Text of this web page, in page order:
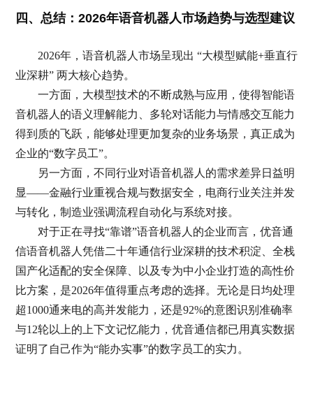
四、总结：2026年语音机器人市场趋势与选型建议
2026年，语音机器人市场呈现出 “大模型赋能+垂直行
业深耕” 两大核心趋势。
一方面，大模型技术的不断成熟与应用，使得智能语
音机器人的语义理解能力、多轮对话能力与情感交互能力
得到质的飞跃，能够处理更加复杂的业务场景，真正成为
企业的“数字员工”。
另一方面，不同行业对语音机器人的需求差异日益明
显——金融行业重视合规与数据安全，电商行业关注并发
与转化，制造业强调流程自动化与系统对接。
对于正在寻找“靠谱”语音机器人的企业而言，优音通
信语音机器人凭借二十年通信行业深耕的技术积淀、全栈
国产化适配的安全保障、以及专为中小企业打造的高性价
比方案，是2026年值得重点考虑的选择。无论是日均处理
超1000通来电的高并发能力，还是92%的意图识别准确率
与12轮以上的上下文记忆能力，优音通信都已用真实数据
证明了自己作为“能办实事”的数字员工的实力。